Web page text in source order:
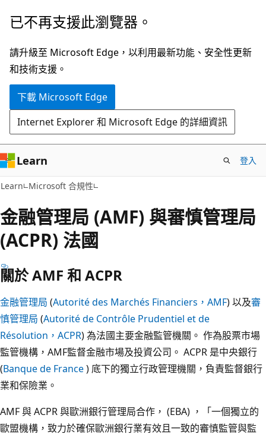
跳
主
要
內
已不再支援此瀏覽器。
請升級至 Microsoft Edge，以利用最新功能、安全性更新
和技術支援。
下載 Microsoft Edge
Internet Explorer 和 Microsoft Edge 的詳細資訊
Learn 登入
Learn Microsoft 合規性
金融管理局 (AMF) 與審慎管理局
(ACPR) 法國
關於 AMF 和 ACPR
金融管理局 (Autorité des Marchés Financiers，AMF) 以及審
慎管理局 (Autorité de Contrôle Prudentiel et de
Résolution，ACPR) 為法國主要金融監管機關。 作為股票市場
監管機構，AMF監督金融市場及投資公司。 ACPR 是中央銀行
(Banque de France) 底下的獨立行政管理機關，負責監督銀行
業和保險業。
AMF 與 ACPR 與歐洲銀行管理局合作， (EBA) ，「一個獨立的
歐盟機構，致力於確保歐洲銀行業有效且一致的審慎監管與監